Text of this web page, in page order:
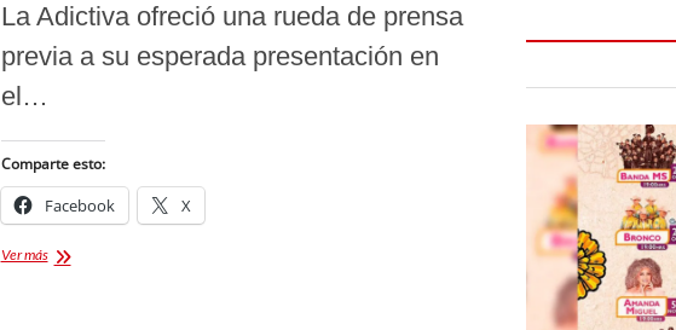
La Adictiva ofreció una rueda de prensa
previa a su esperada presentación en
el…
Comparte esto:
Facebook X
Ver másRueda